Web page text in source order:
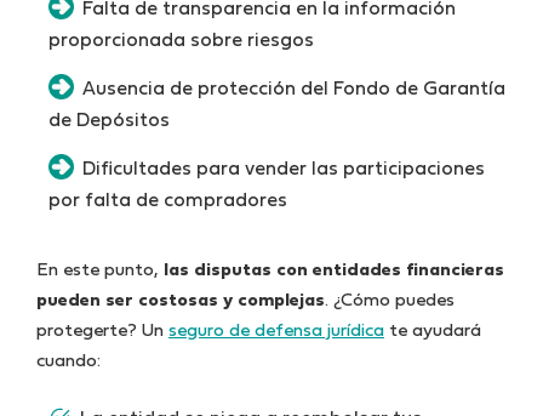
Falta de transparencia en la información
proporcionada sobre riesgos
Ausencia de protección del Fondo de Garantía
de Depósitos
Dificultades para vender las participaciones
por falta de compradores
En este punto,
las disputas con entidades financieras
pueden ser costosas y complejas. ¿Cómo puedes
protegerte? Un seguro de defensa jurídica te ayudará
cuando: